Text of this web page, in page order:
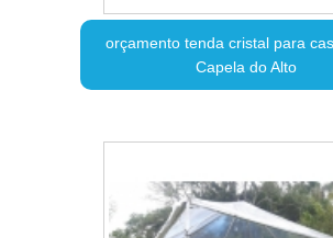
orçamento tenda cristal para
Capela do Alto